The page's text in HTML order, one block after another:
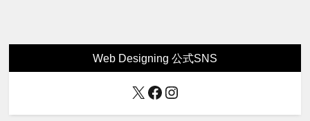
Web Designing 公式SNS
X Facebook
Instagram